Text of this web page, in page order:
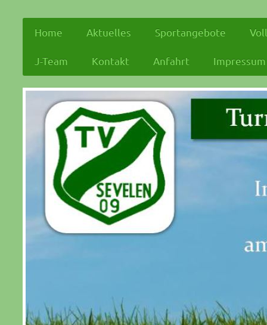
Home Aktuelles Sportangebote
J-Team Kontakt Anfahrt Impressum